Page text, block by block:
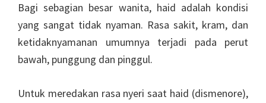
Bagi sebagian besar wanita, haid adalah kondisi
yang sangat tidak nyaman. Rasa sakit, kram, dan
ketidaknyamanan umumnya terjadi pada perut
bawah, punggung dan pinggul.
Untuk meredakan rasa nyeri saat haid (dismenore),